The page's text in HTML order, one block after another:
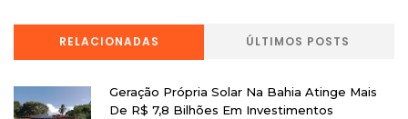
RELACIONADAS ÚLTIMOS POSTS
Geração Própria Solar Na Bahia Atinge Mais
De R$ 7,8 Bilhões Em Investimentos